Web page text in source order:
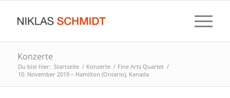
Konzerte
Du bist hier: Startseite / Konzerte / Fine Arts Quartet /
10. November 2019 – Hamilton (Ontario), Kanada